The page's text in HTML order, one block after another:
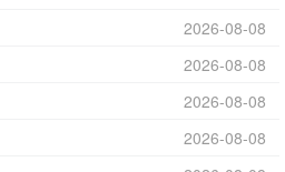
2026-08-08
2026-08-08
2026-08-08
2026-08-08